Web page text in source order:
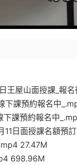
王屋山面授課_報
下課預約報名中
下課預約報名中
11日面授課名額預
27.47M
698.96M